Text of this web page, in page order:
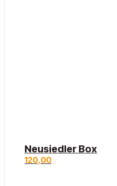
Neusiedler Box
120,00